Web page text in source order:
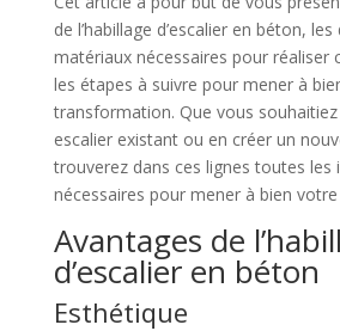
de l’habillage d’escalier en béton,
matériaux nécessaires pour réaliser
les étapes à suivre pour mener à
transformation. Que vous
escalier existant ou en créer un
trouverez dans ces lignes toutes les
nécessaires pour mener à bien
Avantages de
d’escalier en béton
Esthétique